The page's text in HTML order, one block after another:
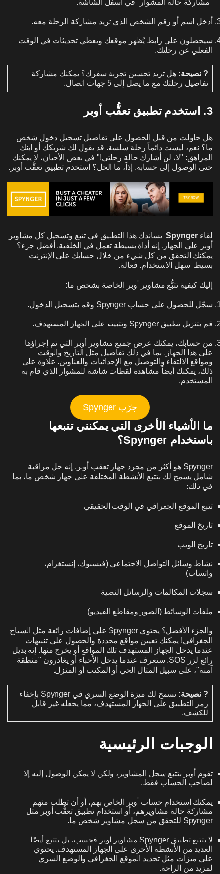
"مشاركة حالة المشوار" في أسفل الشاشة.
أدخل اسم أو رقم الشخص الذي تريد مشاركة الرحلة معه.
سيحصلون على رابط يُظهر موقعك ويعطي تحديثات في الوقت
الفعلي عن رحلتك.
? نصيحة: هل تريد تحسين تجربة سفرك؟ يمكنك مشاركة
تفاصيل رحلتك مع ما يصل إلى 5 جهات اتصال.
3. استخدم تطبيق تعقُّب أوبر
هل حاولت من قبل الحصول على تفاصيل تسجيل دخول شخص
ما؟ نعم، ليست دائماً رحلة سلسة. قد يقول لك شريكك أو ابنك
المراهق: "لا، لن أشارك حالة رحلتي!" في بعض الأحيان، لا يمكنك
حتى الوصول إلى حسابه. إذاً، ما الحل؟ استخدم تطبيق تعقُّب أوبر.
لقاء Spynger! يساندك هذا التطبيق في تتبع وتسجيل كل مشاوير
أوبر على الجهاز. إنه أداة بسيطة تعمل في الخلفية. أفضل جزء؟
يمكنك التحقق من كل شيء من خلال حسابك على الإنترنت.
بسيط. سهل الاستخدام. فعالة.
إليك كيفية تتبُّع مشاوير أوبر الخاصة بشخص ما:
سجّل للحصول على حساب Spynger وقم بتسجيل الدخول.
قم بتنزيل تطبيق Spynger وتثبيته على الجهاز المستهدف.
من حسابك، يمكنك عرض جميع مشاوير أوبر التي تم إجراؤها
على هذا الجهاز، بما في ذلك تفاصيل مثل التاريخ والوقت
ومواقع الالتقاء والتوصيل مع الإحداثيات والعناوين. علاوة على
ذلك، يمكنك أيضاً مشاهدة لقطات شاشة للمشوار الذي قام به
المستخدم.
جرّب Spynger
ما الأشياء الأخرى التي يمكنني تتبعها
باستخدام Spynger؟
Spynger هو أكثر من مجرد جهاز تعقب أوبر. إنه حل مراقبة
شامل يسمح لك بتتبع الأنشطة المختلفة على جهاز شخص ما، بما
في ذلك:
تتبع الموقع الجغرافي في الوقت الحقيقي
تاريخ الموقع
تاريخ الويب
نشاط وسائل التواصل الاجتماعي (فيسبوك، إنستغرام،
واتساب)
سجلات المكالمات والرسائل النصية
ملفات الوسائط (الصور ومقاطع الفيديو)
والجزء الأفضل؟ يحتوي Spynger على إضافات رائعة مثل السياج
الجغرافي! يمكنك تعيين مواقع محددة والحصول على تنبيهات
عندما يدخل الجهاز المستهدف تلك المواقع أو يخرج منها. إنه بديل
رائع لزر SOS. ستعرف عندما يدخل الأحباء أو يغادرون "منطقة
آمنة"، على سبيل المثال الحي أو المكتب أو المنزل.
? نصيحة:
تسمح لك ميزة الوضع السري في Spynger بإخفاء
رمز التطبيق على الجهاز المستهدف، مما يجعله غير قابل
للكشف.
الوجبات الرئيسية
تقوم أوبر بتتبع سجل المشاوير، ولكن لا يمكن الوصول إليه إلا
لصاحب الحساب فقط.
يمكنك استخدام حساب أوبر الخاص بهم، أو أن تطلب منهم
مشاركة حالة مشاويرهم، أو استخدام تطبيق تعقُّب أوبر مثل
Spynger للتحقق من سجل مشاوير شخص ما.
لا يتتبع تطبيق Spynger مشاوير أوبر فحسب، بل يتتبع أيضًا
العديد من الأنشطة الأخرى على الجهاز المستهدف. يحتوي
على ميزات مثل تحديد الموقع الجغرافي والوضع السري
لمزيد من الراحة.